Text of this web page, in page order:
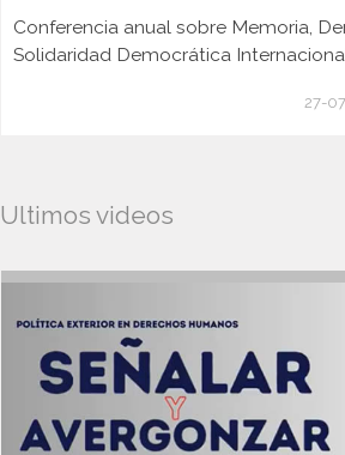
Conferencia anual sobre Memoria,
Solidaridad Democrática
27-
Ultimos videos